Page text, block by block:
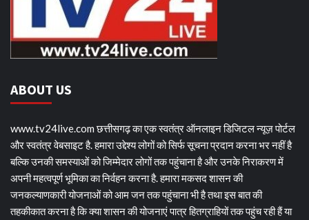
ABOUT US
www.tv24live.com छत्तीसगढ़ का एक स्वतंत्र ऑनलाइन डिजिटल न्यूज़ पोर्टल
और स्वतंत्र वेबसाइट है. हमारा उद्देश्य लोगों को सिर्फ सूचना प्रदान करना भर नहीं है
बल्कि उनकी समस्याओं को जिम्मेदार लोगों तक पहुंचाना है और उनके निराकरण में
अपनी महत्वपूर्ण भूमिका का निर्वहन करना है. हमारा मकसद शासन की
जनकल्याणकारी योजनाओं को आम जन तक पहुंचाना भी है तथा इस बात की
तहकीकात करना है कि क्या शासन की योजनाएं पात्र हितग्राहियों तक पहुंच रही हैं या